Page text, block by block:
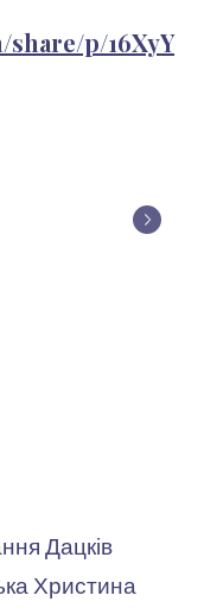
p/16XyY
Дацків
Христина